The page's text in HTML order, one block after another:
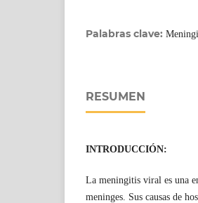
Palabras clave:
RESUMEN
INTRODUCCIÓN:
La meningitis viral es una
meninges. Sus causas de